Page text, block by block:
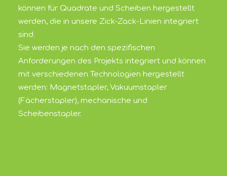
können für Quadrate und Scheiben hergestellt
werden, die in unsere Zick-Zack-Linien integriert
sind.
Sie werden je nach den spezifischen
Anforderungen des Projekts integriert und können
mit verschiedenen Technologien hergestellt
werden: Magnetstapler, Vakuumstapler
(Fächerstapler), mechanische und
Scheibenstapler.